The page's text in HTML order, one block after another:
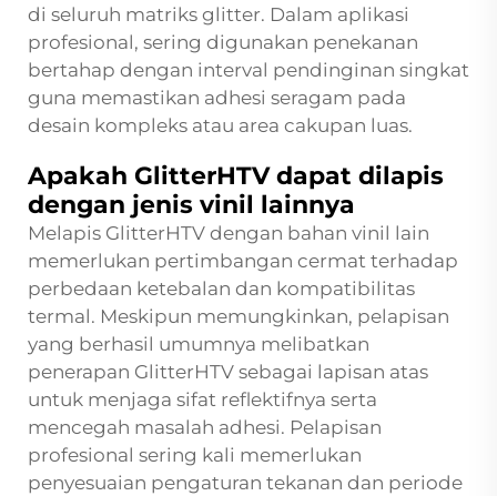
di seluruh matriks glitter. Dalam aplikasi
profesional, sering digunakan penekanan
bertahap dengan interval pendinginan singkat
guna memastikan adhesi seragam pada
desain kompleks atau area cakupan luas.
Apakah GlitterHTV dapat dilapis
dengan jenis vinil lainnya
Melapis GlitterHTV dengan bahan vinil lain
memerlukan pertimbangan cermat terhadap
perbedaan ketebalan dan kompatibilitas
termal. Meskipun memungkinkan, pelapisan
yang berhasil umumnya melibatkan
penerapan GlitterHTV sebagai lapisan atas
untuk menjaga sifat reflektifnya serta
mencegah masalah adhesi. Pelapisan
profesional sering kali memerlukan
penyesuaian pengaturan tekanan dan periode